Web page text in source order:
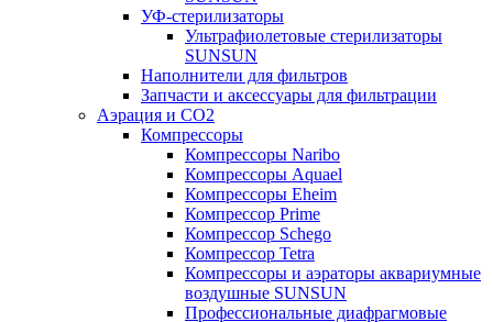
УФ-стерилизаторы
Ультрафиолетовые стерилизаторы
SUNSUN
Наполнители для фильтров
Запчасти и аксессуары для фильтрации
Аэрация и CO2
Компрессоры
Компрессоры Naribo
Компрессоры Aquael
Компрессоры Eheim
Компрессор Prime
Компрессор Schego
Компрессор Tetra
Компрессоры и аэраторы аквариумные
воздушные SUNSUN
Профессиональные диафрагмовые